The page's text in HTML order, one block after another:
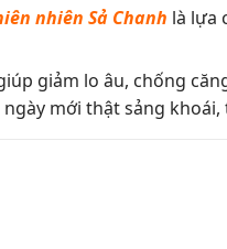
nhiên Sả Chanh là lựa
giảm lo âu, chống
mới thật sảng